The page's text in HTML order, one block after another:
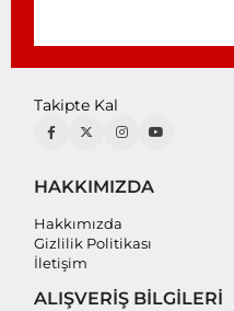
Takipte Kal
HAKKIMIZDA
Hakkımızda
Gizlilik Politikası
İletişim
ALIŞVERİŞ BİLGİLERİ